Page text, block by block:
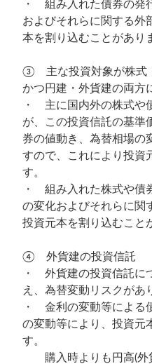
・ 組み入れた債券の発
およびそれらに関する外
本を割り込むことがあり
③ 主な投資対象が株式
かつ円建・外貨建の両方
・ 主に国内外の株式や
が、この投資信託の基準
券の値動き、為替相場の
すので、これにより投資
す。
・ 組み入れた株式や債
の変化およびそれらに関
投資元本を割り込むこと
④ 外貨建の投資信託
・ 外貨建の投資信託に
え、為替変動リスクがあ
・ 金利の変動等による
の変動等により、投資元
す。
購入時よりも円高(外